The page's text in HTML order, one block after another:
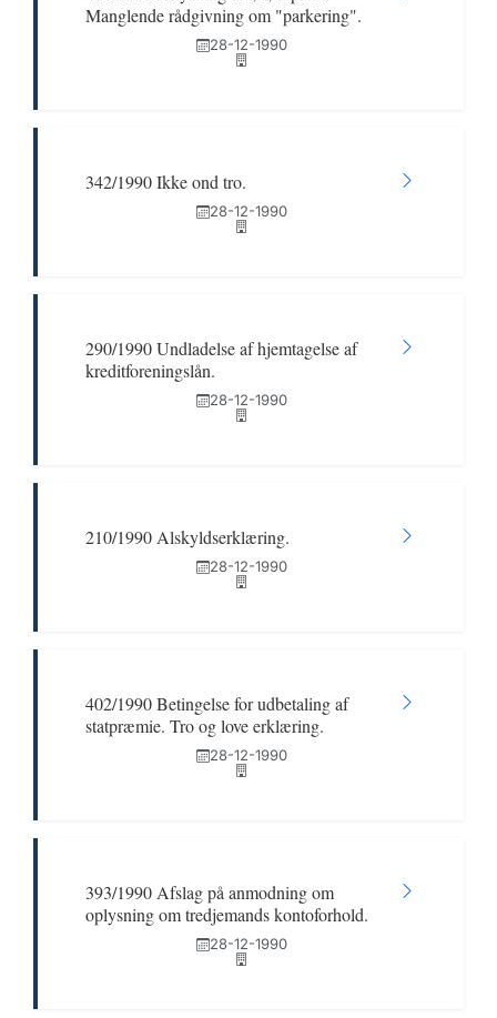
Manglende rådgivning om "parkering".
28-12-1990
342/1990 Ikke ond tro.
28-12-1990
290/1990 Undladelse af hjemtagelse af
kreditforeningslån.
28-12-1990
210/1990 Alskyldserklæring.
28-12-1990
402/1990 Betingelse for udbetaling af
statpræmie. Tro og love erklæring.
28-12-1990
393/1990 Afslag på anmodning om
oplysning om tredjemands kontoforhold.
28-12-1990